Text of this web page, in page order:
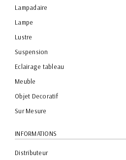
Lampadaire
Lampe
Lustre
Suspension
Eclairage tableau
Meuble
Objet Decoratif
Sur Mesure
INFORMATIONS
Distributeur